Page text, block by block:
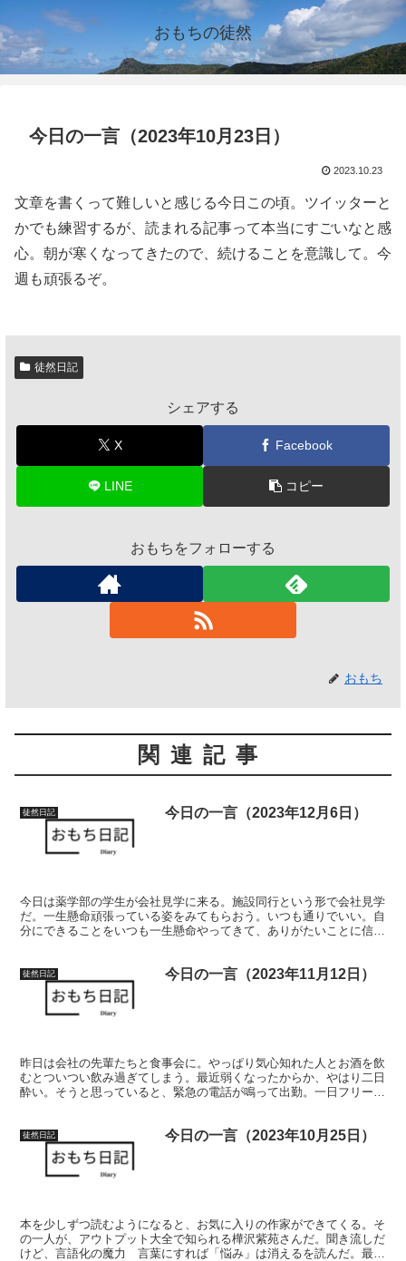
おもちの徒然
今日の一言（2023年10月23日）
2023.10.23
文章を書くって難しいと感じる今日この頃。ツイッターと
かでも練習するが、読まれる記事って本当にすごいなと感
心。朝が寒くなってきたので、続けることを意識して。今
週も頑張るぞ。
徒然日記
シェアする
X Facebook
LINE コピー
おもちをフォローする
おもち
関連記事
徒然日記 今日の一言（2023年12月6日）
今日は薬学部の学生が会社見学に来る。施設同行という形で会社見学
だ。一生懸命頑張っている姿をみてもらおう。いつも通りでいい。自
分にできることをいつも一生懸命やってきて、ありがたいことに信頼
徒然日記 今日の一言（2023年11月12日）
昨日は会社の先輩たちと食事会に。やっぱり気心知れた人とお酒を飲
むとついつい飲み過ぎてしまう。最近弱くなったからか、やはり二日
酔い。そうと思っていると、緊急の電話が鳴って出勤。一日フリーだ
徒然日記 今日の一言（2023年10月25日）
本を少しずつ読むようになると、お気に入りの作家ができてくる。そ
の一人が、アウトプット大全で知られる樺沢紫苑さんだ。聞き流しだ
けど、言語化の魔力 言葉にすれば「悩み」は消えるを読んだ。最